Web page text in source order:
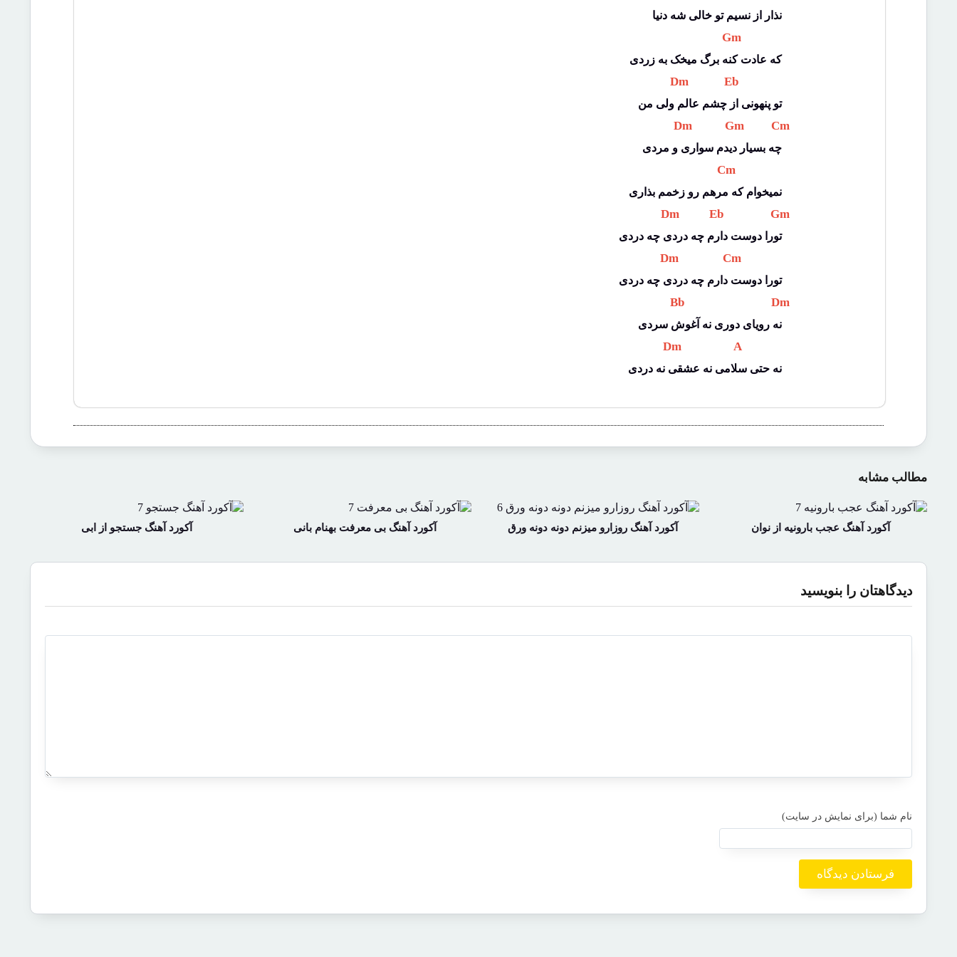
نذار از نسیم تو خالی شه دنیا
Gm
که عادت کنه برگ میخک به زردی
Dm Eb
تو پنهونی از چشم عالم ولی من
Dm Gm Cm
چه بسیار دیدم سواری و مردی
Cm
نمیخوام که مرهم رو زخمم بذاری
Dm Eb Gm
تورا دوست دارم چه دردی چه دردی
Dm Cm
تورا دوست دارم چه دردی چه دردی
Bb Dm
نه رویای دوری نه آغوش سردی
Dm A
نه حتی سلامی نه عشقی نه دردی
مطالب مشابه
آکورد آهنگ عجب بارونیه از نوان آکورد آهنگ روزارو میزنم دونه دونه ورق آکورد آهنگ بی معرفت بهنام بانی آکورد آهنگ جستجو از ابی
دیدگاهتان را بنویسید